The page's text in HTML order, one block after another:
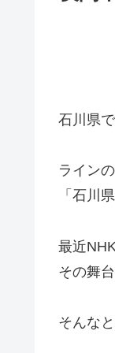
石川県
ライン
「石川
最近
その舞
そんな